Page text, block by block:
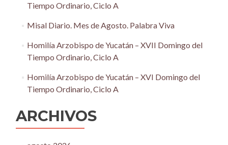
Tiempo Ordinario, Ciclo A
Misal Diario. Mes de Agosto. Palabra Viva
Homilía Arzobispo de Yucatán – XVII Domingo del
Tiempo Ordinario, Ciclo A
Homilía Arzobispo de Yucatán – XVI Domingo del
Tiempo Ordinario, Ciclo A
ARCHIVOS